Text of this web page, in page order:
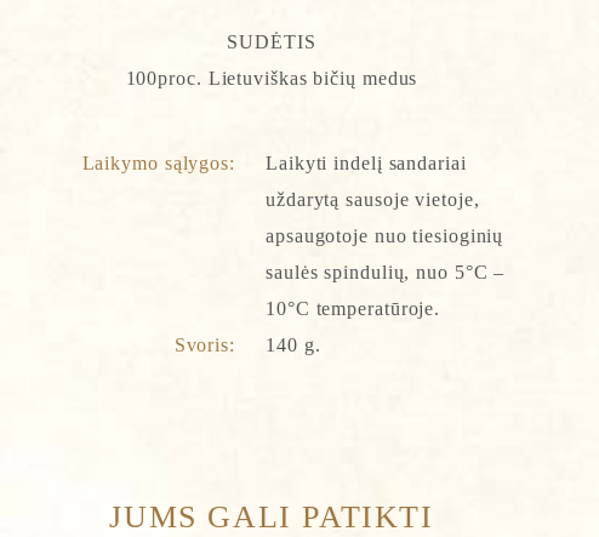
SUDĖTIS
100proc. Lietuviškas bičių medus
Laikymo sąlygos:
Laikyti indelį sandariai
uždarytą sausoje vietoje,
apsaugotoje nuo tiesioginių
saulės spindulių, nuo 5°C –
10°C temperatūroje.
Svoris:
140 g.
JUMS GALI PATIKTI